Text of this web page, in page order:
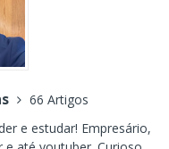
66 Artigos
e estudar! Empresário,